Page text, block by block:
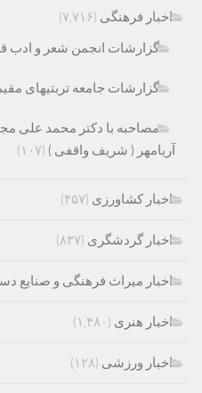
اخبار فرهنگی (۷,۷۱۶)
گزارشات انجمن شعر و ادب
گزارشات جامعه تربتیهای
مصاحبه با دکتر محمد علی
آریامهر ( شریف واقفی ) (۱۰۷)
اخبار کشاورزی (۴۵۷)
اخبار گردشگری (۸۳۷)
اخبار میراث فرهنگی و صنایع
اخبار هنری (۱,۴۸۰)
اخبار ورزشی (۱۲۸)